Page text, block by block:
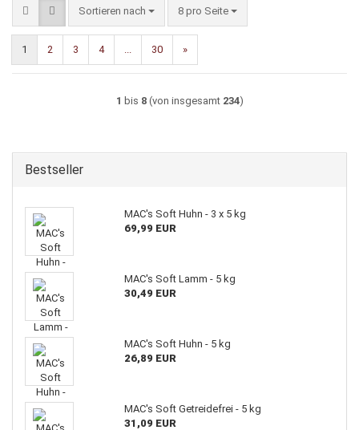
Sortieren nach
Sortieren nach 8 pro Seite
pro Seite
1 2 3 4 30 »
1 bis 8(von insgesamt 234)
Bestseller
MAC's Soft Huhn - 3 x 5 kg
69,99 EUR
MAC's Soft Lamm - 5 kg
30,49 EUR
MAC's Soft Huhn - 5 kg
26,89 EUR
MAC's Soft Getreidefrei - 5 kg
31,09 EUR